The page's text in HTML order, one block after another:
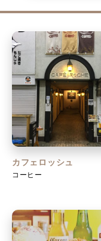
カフェロッシュ
コーヒー